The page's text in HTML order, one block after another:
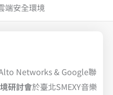
端安全環境
Networks & Google聯
研討會於臺北SMEXY音樂